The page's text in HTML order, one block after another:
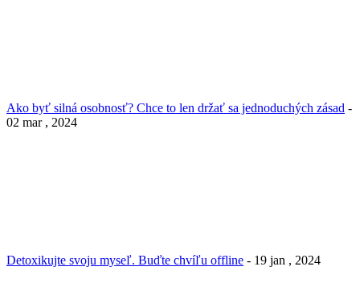
Ako byť silná osobnosť? Chce to len držať sa jednoduchých zásad -
02 mar , 2024
Detoxikujte svoju myseľ. Buďte chvíľu offline - 19 jan , 2024